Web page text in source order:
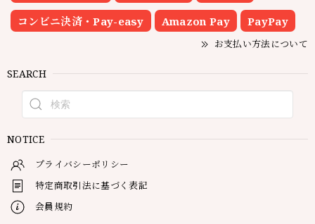
コンビニ決済・Pay-easy Amazon Pay PayPay
お支払い方法について
SEARCH
NOTICE
プライバシーポリシー
特定商取引法に基づく表記
会員規約